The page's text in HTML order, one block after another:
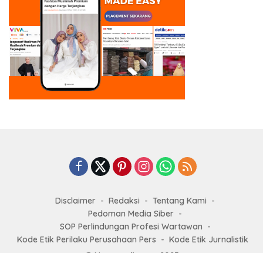
Disclaimer Redaksi
Tentang Kami
Pedoman Media Siber
SOP Perlindungan Profesi Wartawan
Kode Etik Perilaku Perusahaan Pers
Kode Etik Jurnalistik